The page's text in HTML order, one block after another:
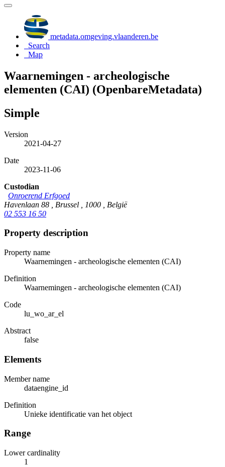
metadata.omgeving.vlaanderen.be
Search
Map
Waarnemingen - archeologische
elementen (CAI) (OpenbareMetadata)
Simple
Version
2021-04-27
Date
2023-11-06
Custodian
Onroerend Erfgoed
Havenlaan 88 , Brussel , 1000 , België
02 553 16 50
Property description
Property name
Waarnemingen - archeologische elementen (CAI)
Definition
Waarnemingen - archeologische elementen (CAI)
Code
lu_wo_ar_el
Abstract
false
Elements
Member name
dataengine_id
Definition
Unieke identificatie van het object
Range
Lower cardinality
1